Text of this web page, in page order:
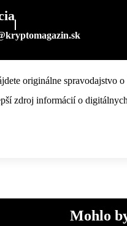
originálne spravodajstvo
zdroj informácií o
Mohlo